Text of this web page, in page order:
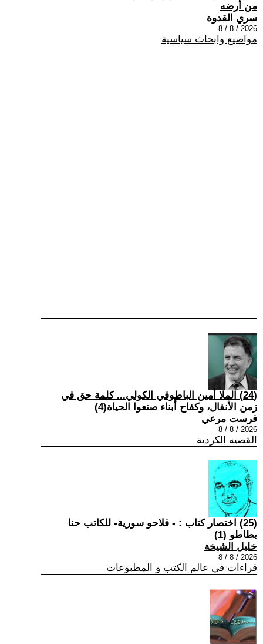
من أرضه
سري القدوة
2026 / 8 / 8
مواضيع وابحاث سياسية
(24) الملا أمين الباطوفي الكولي... كلمة حق في
زمن الأنفال، وكفاح أبناء صنعوا الحياة(4)
فرست مرعي
2026 / 8 / 8
القضية الكردية
(25) اختصار كتاب : - فلاحو سورية- للكاتب حنا
بطاطو (1)
خليل الشيخة
2026 / 8 / 8
قراءات في عالم الكتب و المطبوعات